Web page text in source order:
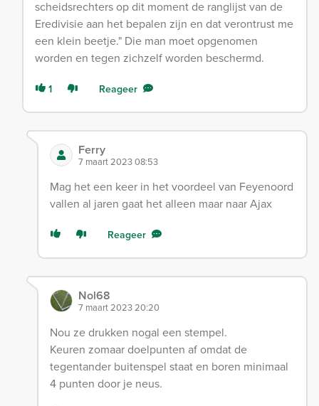
scheidsrechters op dit moment de ranglijst van de
Eredivisie aan het bepalen zijn en dat verontrust me
een klein beetje." Die man moet opgenomen
worden en tegen zichzelf worden beschermd.
1 Reageer
Ferry
7 maart 2023 08:53
Mag het een keer in het voordeel van Feyenoord
vallen al jaren gaat het alleen maar naar Ajax
Reageer
Nol68
7 maart 2023 20:20
Nou ze drukken nogal een stempel.
Keuren zomaar doelpunten af omdat de
tegentander buitenspel staat en boren minimaal
4 punten door je neus.